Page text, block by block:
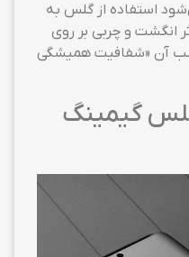
استفاده از گلس به
انگشت و چربی بر روی
آن «شفافیت همیشگی
گیمینگ